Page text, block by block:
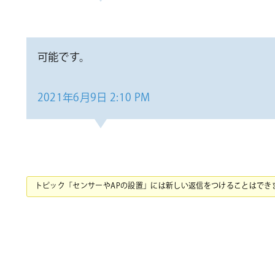
可能です。
2021年6月9日 2:10 PM
トピック「センサーやAPの設置」には新しい返信をつけることはでき